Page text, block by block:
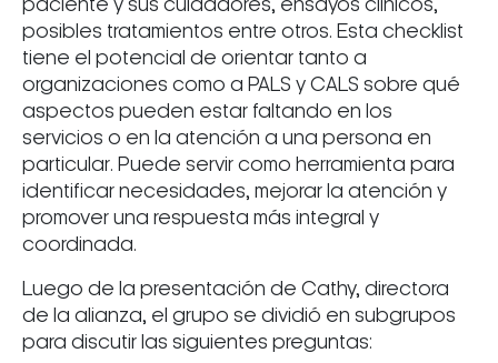
paciente y sus cuidadores, ensayos clínicos,
posibles tratamientos entre otros. Esta checklist
tiene el potencial de orientar tanto a
organizaciones como a PALS y CALS sobre qué
aspectos pueden estar faltando en los
servicios o en la atención a una persona en
particular. Puede servir como herramienta para
identificar necesidades, mejorar la atención y
promover una respuesta más integral y
coordinada.
Luego de la presentación de Cathy, directora
de la alianza, el grupo se dividió en subgrupos
para discutir las siguientes preguntas: